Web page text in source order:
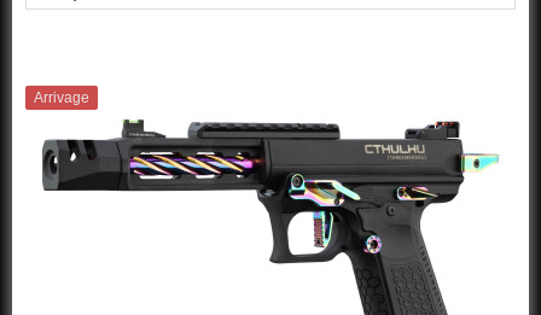
Arrivage